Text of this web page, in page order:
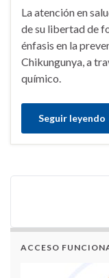
La atención en
de su libertad de
énfasis en la
Chikungunya, a
químico.
Seguir leyendo
ACCESO